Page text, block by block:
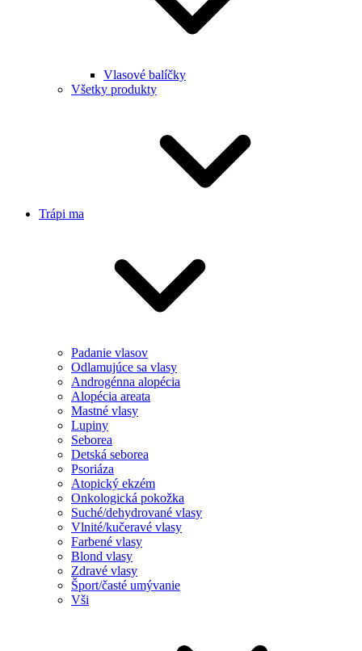
Vlasové balíčky
Všetky produkty
Trápi ma
Padanie vlasov
Odlamujúce sa vlasy
Androgénna alopécia
Alopécia areata
Mastné vlasy
Lupiny
Seborea
Detská seborea
Psoriáza
Atopický ekzém
Onkologická pokožka
Suché/dehydrované vlasy
Vlnité/kučeravé vlasy
Farbené vlasy
Blond vlasy
Zdravé vlasy
Šport/časté umývanie
Vši